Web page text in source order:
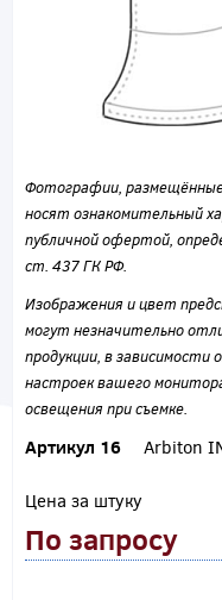
Фотографии,
носят ознакомительный
публичной офертой,
ст. 437 ГК РФ.
Изображения и цвет
могут незначительно
продукции, в зависимости
настроек вашего
освещения при съемке.
Артикул 16 Arbiton
Цена за штуку
По запросу